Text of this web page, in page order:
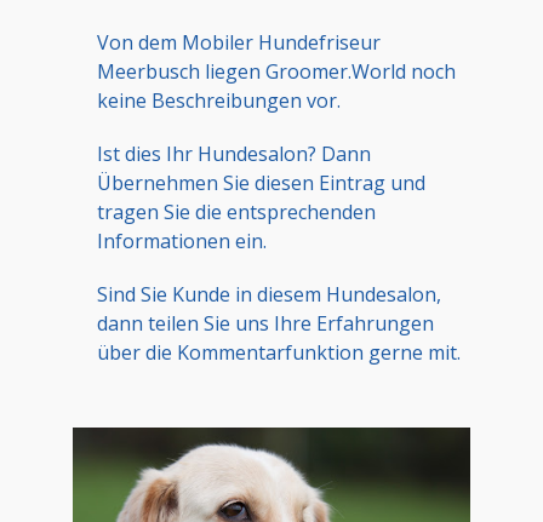
Von dem Mobiler Hundefriseur
Meerbusch liegen Groomer.World noch
keine Beschreibungen vor.
Ist dies Ihr Hundesalon? Dann
Übernehmen Sie diesen Eintrag und
tragen Sie die entsprechenden
Informationen ein.
Sind Sie Kunde in diesem Hundesalon,
dann teilen Sie uns Ihre Erfahrungen
über die Kommentarfunktion gerne mit.